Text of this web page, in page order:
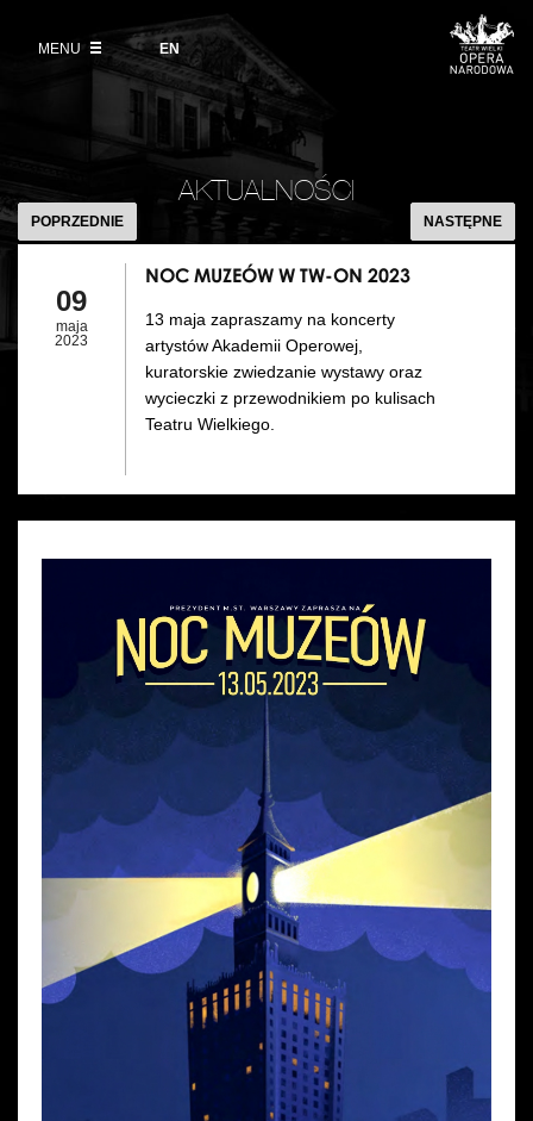
angielski
EN
MENUWystawy 2026/27
Informacje dla widzów
Zwroty biletów
Aktualności
Polski Balet Narodowy
Miejsce
Kulisy
Historia
DZIAŁALNOŚĆ
Galeria Opera
Muzeum Teatralne
Akademia Operowa
Konkurs Moniuszkowski
Wynajem rekwizytów
Fundusze unijne
Dotacje celowe
AKTUALNOŚCI
TW-
ON
POPRZEDNIE NASTĘPNE
09
maja
2023
NOC MUZEÓW W TW-ON 2023
13 maja zapraszamy na koncerty
artystów Akademii Operowej,
kuratorskie zwiedzanie wystawy oraz
wycieczki z przewodnikiem po kulisach
Teatru Wielkiego.